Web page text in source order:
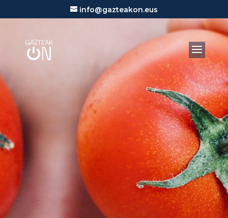
info@gazteakon.eus